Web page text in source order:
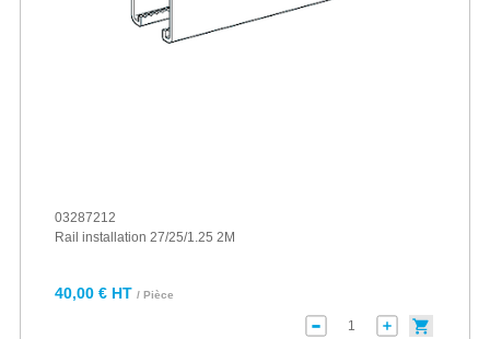
03287212
Rail installation 27/25/1.25 2M
40,00 € HT / Pièce